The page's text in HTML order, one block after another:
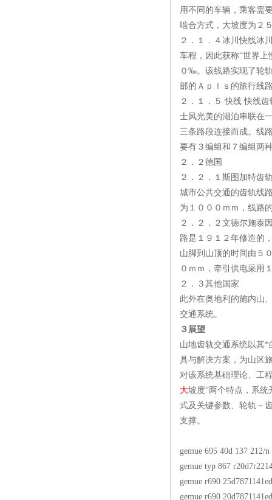
用不同的车辆，乘客需
啮合方式，大坡度为２
２．１．４冰川快线冰
车程，因此获称“世界
０‰。该线路实现了轮
部的Ａｐｌｓ的旅行线
２．１．５ 快线 快线
士风光美的湖泊串联在
三条路段连接而成。线
要有３编组和７编组两
２．２德国
２．２．１斯图加特齿
城市公共交通的齿轨线
为１０００ｍｍ，线路
２．２．２文德尔施泰
路是１９１２年修造的
山脚到山顶的时间由５
０ｍｍ，牵引供电采用
２．３其他国家
此外在奥地利的施内山
交通系统。
３展望
山地齿轨交通系统以其
具与解决方案，为山区
对该系统基础理论、工
大坡度”两个特点，系
式及关键参数、轮轨－
支撑。
gemue 695 40d 137 212/
gemue typ 867
gemue r690
gemue r690